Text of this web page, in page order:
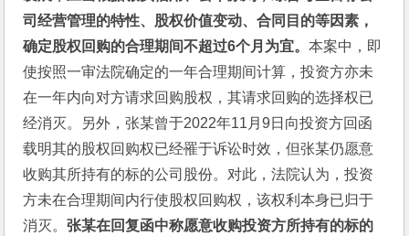
司经营管理的特性、股权价值变动、合同目的等因素，
确定股权回购的合理期间不超过6个月为宜。本案中，即
使按照一审法院确定的一年合理期间计算，投资方亦未
在一年内向对方请求回购股权，其请求回购的选择权已
经消灭。另外，张某曾于2022年11月9日向投资方回函
载明其的股权回购权已经罹于诉讼时效，但张某仍愿意
收购其所持有的标的公司股份。对此，法院认为，投资
方未在合理期间内行使股权回购权，该权利本身已归于
消灭。张某在回复函中称愿意收购投资方所持有的标的